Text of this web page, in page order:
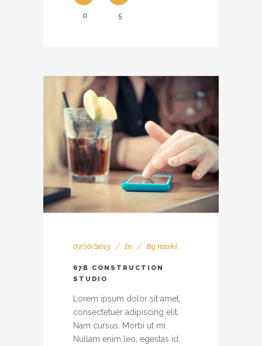
0 5
07/10/2013 In Bynaski
67B CONSTRUCTION
STUDIO
Lorem ipsum dolor sit amet,
consectetuer adipiscing elit.
Nam cursus. Morbi ut mi.
Nullam enim leo, egestas id,